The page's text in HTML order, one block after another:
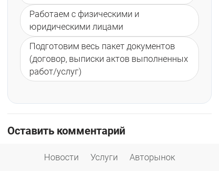
Работаем с физическими и
юридическими лицами
Подготовим весь пакет документов
(договор, выписки актов выполненных
работ/услуг)
Оставить комментарий
Пожалуйста, войдите, чтобы комментировать.
Новости Услуги Авторынок